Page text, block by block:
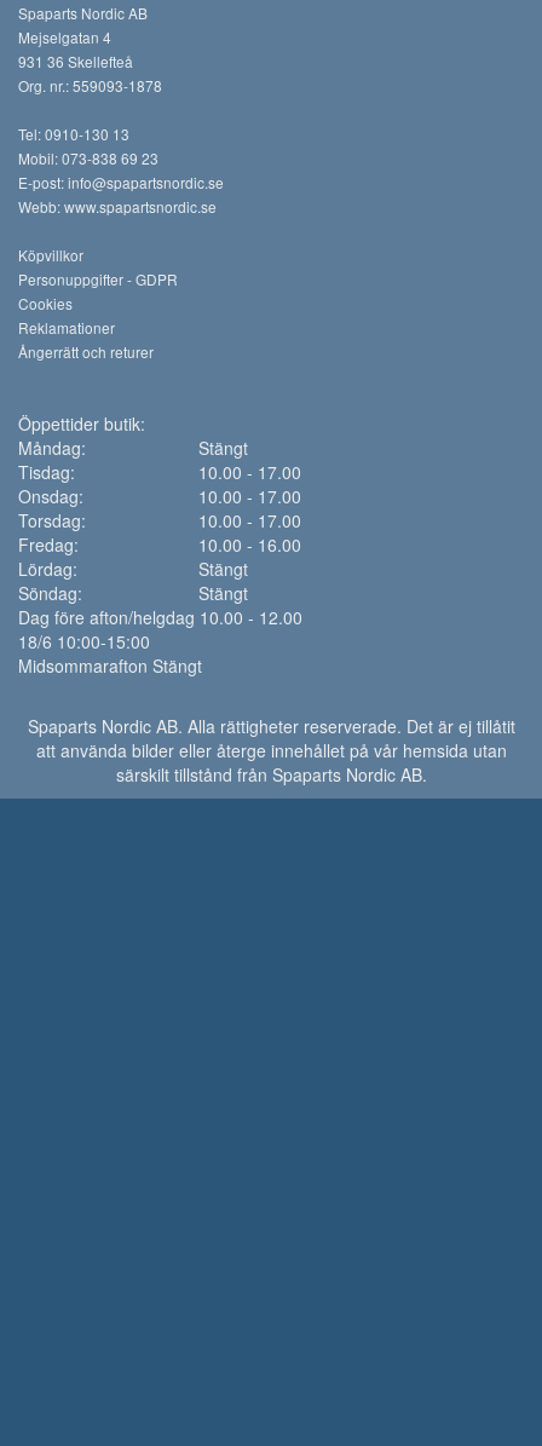
Spaparts Nordic AB
Mejselgatan 4
931 36 Skellefteå
Org. nr.: 559093-1878
Tel: 0910-130 13
Mobil: 073-838 69 23
E-post:info@spapartsnordic.se
Webb:www.spapartsnordic.se
Köpvillkor
Personuppgifter - GDPR
Cookies
Reklamationer
Ångerrätt och returer
Öppettider butik:
Måndag:
Stängt
Tisdag:
10.00 - 17.00
Onsdag:
10.00 - 17.00
Torsdag:
10.00 - 17.00
Fredag:
10.00 - 16.00
Lördag:
Stängt
Söndag:
Stängt
Dag före afton/helgdag 10.00 - 12.00
18/6 10:00-15:00
Midsommarafton Stängt
Spaparts Nordic AB. Alla rättigheter reserverade. Det är ej tillåtit
att använda bilder eller återge innehållet på vår hemsida utan
särskilt tillstånd från Spaparts Nordic AB.